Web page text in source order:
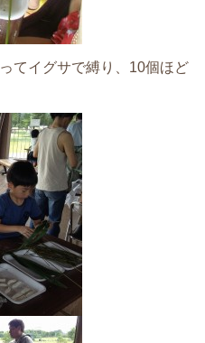
てイグサで縛り、10個ほど